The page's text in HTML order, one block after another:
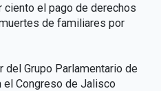
ciento el pago de derechos
de familiares por
Grupo Parlamentario de
el Congreso de Jalisco